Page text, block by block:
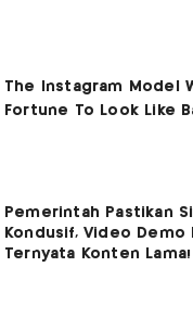
Pemerintah Pastikan
Kondusif, Video Demo
Ternyata Konten Lama!